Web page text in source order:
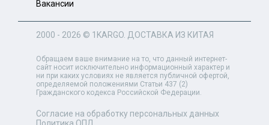
Вакансии
2000 - 2026 © 1KARGO . ДОСТАВКА ИЗ КИТАЯ
Обращаем ваше внимание на то, что данный интернет-
сайт носит исключительно информационный характер и
ни при каких условиях не является публичной офертой,
определяемой положениями Статьи 437 (2)
Гражданского кодекса Российской Федерации.
Согласие на обработку персональных данных